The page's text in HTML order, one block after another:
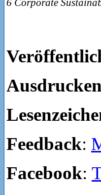
6 Corporate
Ausdrucken
Feedback:
Facebook: